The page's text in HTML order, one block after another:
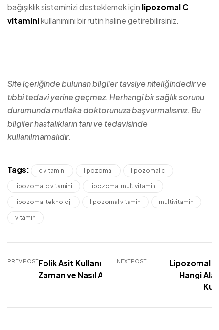
bağışıklık sisteminizi desteklemek için lipozomal C
vitaminikullanımını bir rutin haline getirebilirsiniz.
Site içeriğinde bulunan bilgiler tavsiye niteliğindedir ve
tıbbi tedavi yerine geçmez. Herhangi bir sağlık sorunu
durumunda mutlaka doktorunuza başvurmalısınız. Bu
bilgiler hastalıkların tanı ve tedavisinde
kullanılmamalıdır.
Tags: c vitamini lipozomal lipozomal c
lipozomal c vitamini lipozomal multivitamin
lipozomal teknoloji lipozomal vitamin multivitamin
vitamin
PREV POSTFolik Asit Kullanımı: Ne
Zaman ve Nasıl Alınmalı?
NEXT POST
Lipozomal
Hangi